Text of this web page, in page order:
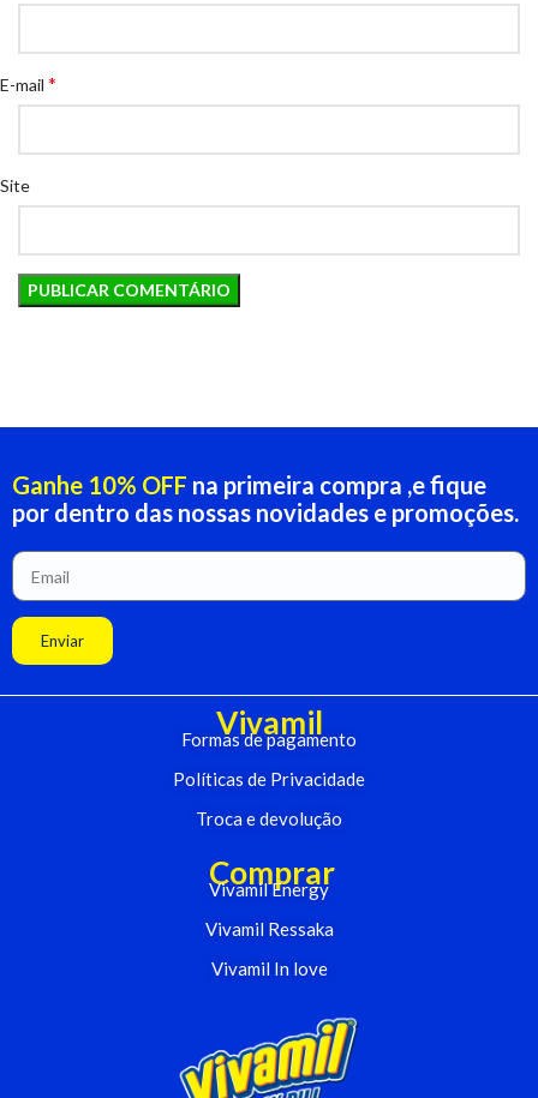
E-mail *
Site
Ganhe 10% OFF na primeira compra ,e fique
por dentro das nossas novidades e promoções.
Enviar
Vivamil
Formas de pagamento
Políticas de Privacidade
Troca e devolução
Comprar
Vivamil Energy
Vivamil Ressaka
Vivamil In love